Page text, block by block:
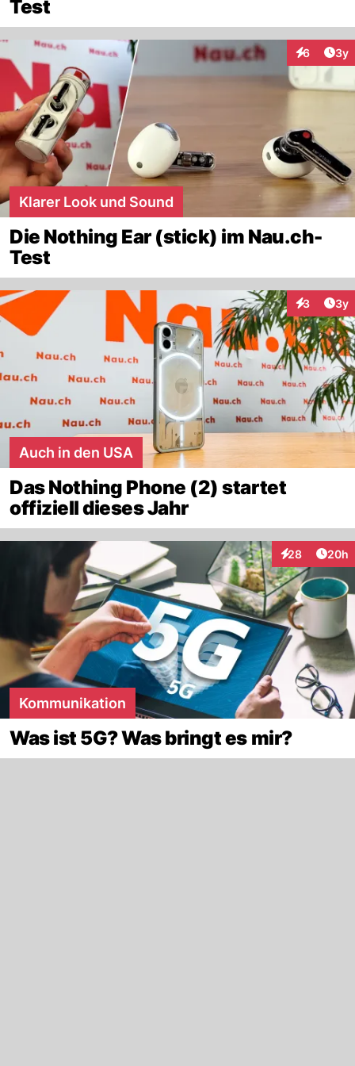
Test
6 3y
Klarer Look und Sound
Die Nothing Ear (stick) im Nau.ch-
Test
3 3y
Auch in den USA
Das Nothing Phone (2) startet
offiziell dieses Jahr
28
Interaktionen
20h
Kommunikation
Was ist 5G? Was bringt es mir?